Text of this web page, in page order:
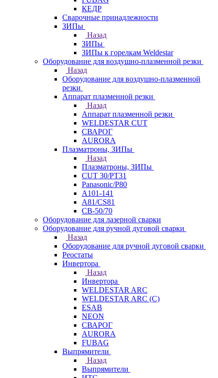
КЕДР
Сварочные принадлежности
ЗИПы
Назад
ЗИПы
ЗИПы к горелкам Weldestar
Оборудование для воздушно-плазменной резки
Назад
Оборудование для воздушно-плазменной
резки
Аппарат плазменной резки
Назад
Аппарат плазменной резки
WELDESTAR CUT
СВАРОГ
AURORA
Плазматроны, ЗИПы
Назад
Плазматроны, ЗИПы
CUT 30/PT31
Panasonic/P80
А101-141
А81/CS81
СВ-50/70
Оборудование для лазерной сварки
Оборудование для ручной дуговой сварки
Назад
Оборудование для ручной дуговой сварки
Реостаты
Инвертора
Назад
Инвертора
WELDESTAR ARC
WELDESTAR ARC (С)
ESAB
NEON
СВАРОГ
AURORA
FUBAG
Выпрямители
Назад
Выпрямители